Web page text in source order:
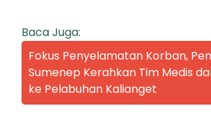
Baca Juga:
Fokus Penyelamatan Korban,
Sumenep Kerahkan Tim Medis
ke Pelabuhan Kalianget